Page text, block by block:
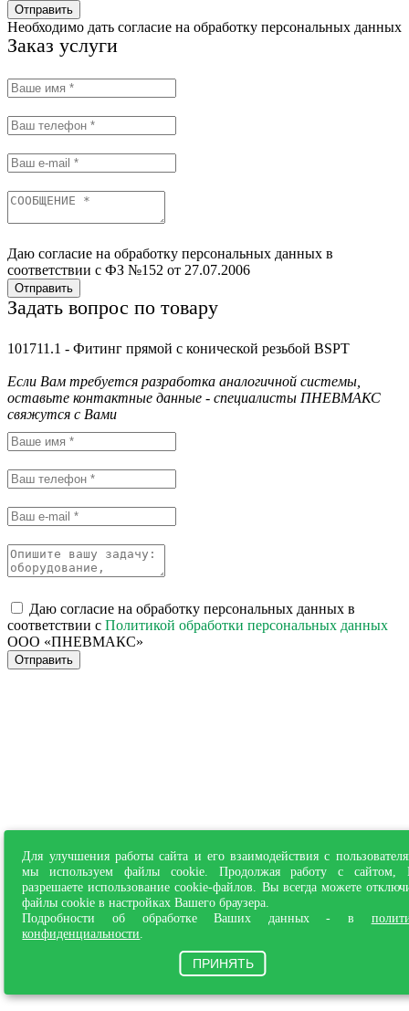
Для улучшения работы сайта и его взаимодействия с
мы используем файлы cookie. Продолжая работу с сайтом,
разрешаете использование cookie-файлов. Вы всегда можете
файлы cookie в настройках Вашего браузера.
Подробности об обработке Ваших данных - в
конфиденциальности
ПРИНЯТЬ
Отправить
Необходимо дать согласие на обработку персональных данных
Заказ услуги
Даю согласие на обработку персональных данных в
соответствии с ФЗ №152 от 27.07.2006
Отправить
Задать вопрос по товару
101711.1 - Фитинг прямой с конической резьбой BSPT
Если Вам требуется разработка аналогичной системы,
оставьте контактные данные - специалисты ПНЕВМАКС
свяжутся с Вами
Даю согласие на обработку персональных данных в
соответствии с Политикой обработки персональных данных
ООО «ПНЕВМАКС»
Отправить